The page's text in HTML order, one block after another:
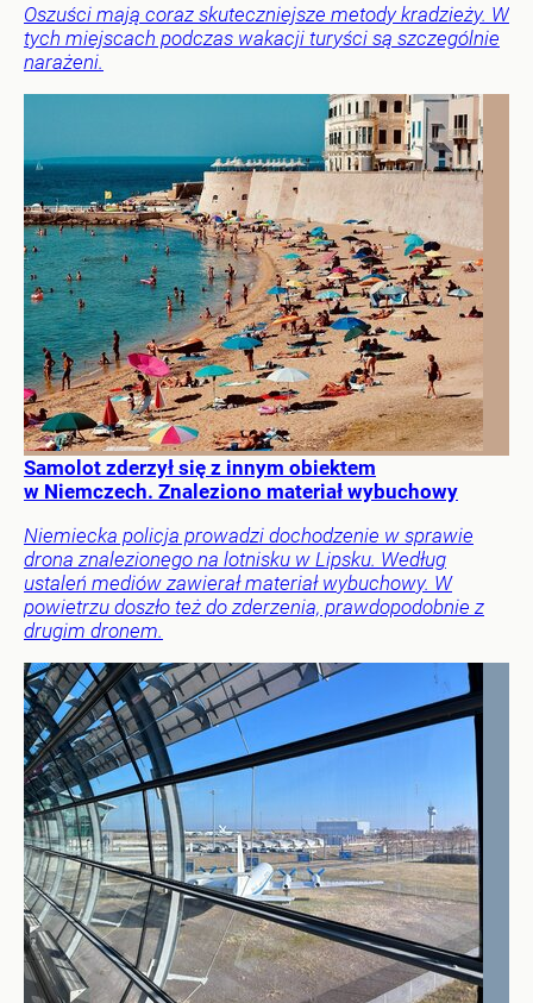
Oszuści mają coraz skuteczniejsze metody kradzieży. W
tych miejscach podczas wakacji turyści są szczególnie
narażeni.
Samolot zderzył się z innym obiektem
w Niemczech. Znaleziono materiał wybuchowy
Niemiecka policja prowadzi dochodzenie w sprawie
drona znalezionego na lotnisku w Lipsku. Według
ustaleń mediów zawierał materiał wybuchowy. W
powietrzu doszło też do zderzenia, prawdopodobnie z
drugim dronem.